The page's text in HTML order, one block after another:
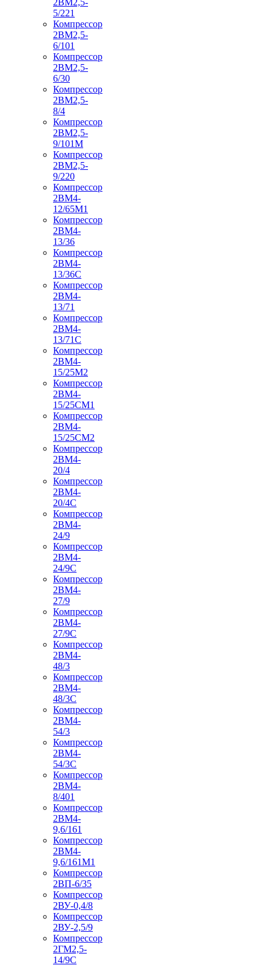
5/221
Компрессор
2ВМ2,5-
6/101
Компрессор
2ВМ2,5-
6/30
Компрессор
2ВМ2,5-
8/4
Компрессор
2ВМ2,5-
9/101М
Компрессор
2ВМ2,5-
9/220
Компрессор
2ВМ4-
12/65М1
Компрессор
2ВМ4-
13/36
Компрессор
2ВМ4-
13/36С
Компрессор
2ВМ4-
13/71
Компрессор
2ВМ4-
13/71С
Компрессор
2ВМ4-
15/25М2
Компрессор
2ВМ4-
15/25СМ1
Компрессор
2ВМ4-
15/25СМ2
Компрессор
2ВМ4-
20/4
Компрессор
2ВМ4-
20/4С
Компрессор
2ВМ4-
24/9
Компрессор
2ВМ4-
24/9С
Компрессор
2ВМ4-
27/9
Компрессор
2ВМ4-
27/9С
Компрессор
2ВМ4-
48/3
Компрессор
2ВМ4-
48/3С
Компрессор
2ВМ4-
54/3
Компрессор
2ВМ4-
54/3С
Компрессор
2ВМ4-
8/401
Компрессор
2ВМ4-
9,6/161
Компрессор
2ВМ4-
9,6/161М1
Компрессор
2ВП-6/35
Компрессор
2ВУ-0,4/8
Компрессор
2ВУ-2,5/9
Компрессор
2ГМ2,5-
14/9С